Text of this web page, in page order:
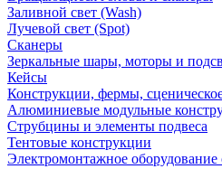
Заливной свет (Wash)
Лучевой свет (Spot)
Сканеры
Зеркальные шары, моторы и
Кейсы
Конструкции, фермы,
Алюминиевые модульные
Струбцины и элементы подвеса
Тентовые конструкции
Электромонтажное